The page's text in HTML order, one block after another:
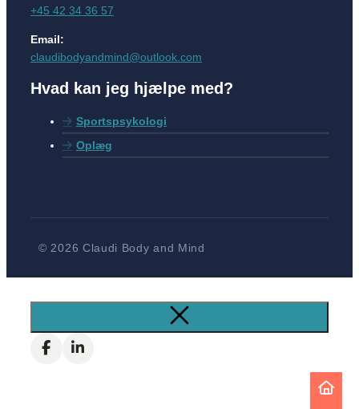
+45 42 34 36 57
Email:
claudibodyandmind@outlook.com
Hvad kan jeg hjælpe med?
Sportspsykologi
Oplæg
© 2026 Claudi Body and Mind